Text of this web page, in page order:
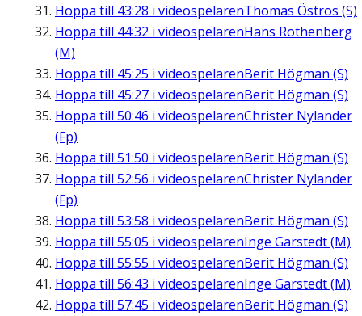
Hoppa till 43:28 i videospelarenThomas Östros (S)
Hoppa till 44:32 i videospelarenHans Rothenberg
(M)
Hoppa till 45:25 i videospelarenBerit Högman (S)
Hoppa till 45:27 i videospelarenBerit Högman (S)
Hoppa till 50:46 i videospelarenChrister Nylander
(Fp)
Hoppa till 51:50 i videospelarenBerit Högman (S)
Hoppa till 52:56 i videospelarenChrister Nylander
(Fp)
Hoppa till 53:58 i videospelarenBerit Högman (S)
Hoppa till 55:05 i videospelarenInge Garstedt (M)
Hoppa till 55:55 i videospelarenBerit Högman (S)
Hoppa till 56:43 i videospelarenInge Garstedt (M)
Hoppa till 57:45 i videospelarenBerit Högman (S)